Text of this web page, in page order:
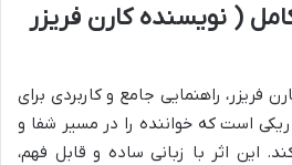
( نویسنده کارن فریزر
فریزر، راهنمایی جامع و کاربردی برای
است که خواننده را در مسیر شفا و
این اثر با زبانی ساده و قابل فهم،